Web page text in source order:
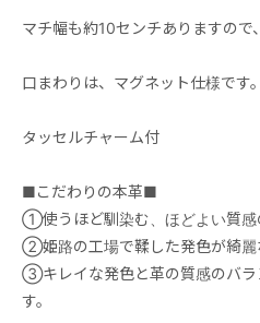
マチ幅も約10センチありますので
口まわりは、マグネット仕様です。
タッセルチャーム付
■こだわりの本革■
①使うほど馴染む、ほどよい質感
②姫路の工場で鞣した発色が綺麗
③キレイな発色と革の質感のバラ
す。